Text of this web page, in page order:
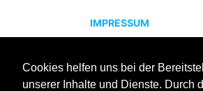
Cookies helfen uns bei der
unserer Inhalte und Dienste. Durch
IMPRESSUM
ZERTIFIZIERTER